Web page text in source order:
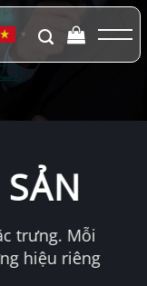
▼
trưng. Mỗi
hiệu riêng